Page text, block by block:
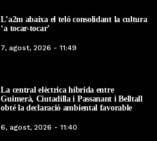
L’a2m abaixa el teló consolidant la cultura
‘a tocar-tocar’
7, agost, 2026 - 11:49
La central elèctrica híbrida entre
Guimerà, Ciutadilla i Passanant i Belltall
obté la declaració ambiental favorable
6, agost, 2026 - 11:40